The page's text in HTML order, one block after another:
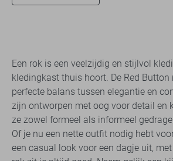
Een rok is een veelzijdig en stijlvol
kledingkast thuis hoort. De Red Button
perfecte balans tussen elegantie en
zijn ontworpen met oog voor detail en
ze zowel formeel als informeel
Of je nu een nette outfit nodig hebt
een casual look voor een dagje uit,